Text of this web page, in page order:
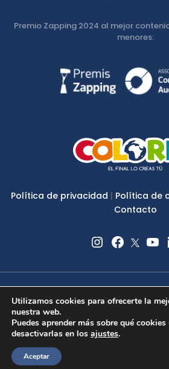
Premio Zapping 2024 al mejor
menores:
Política de privacidad | Política de
Contacto
Utilizamos cookies para ofrecerte la
nuestra web.
Puedes aprender más sobre qué
desactivarlas en los ajustes.
Aceptar